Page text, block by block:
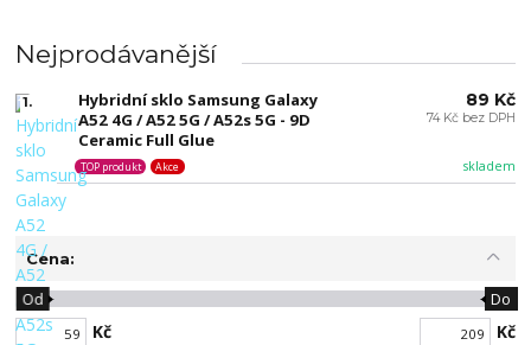
Nejprodávanější
1.
Hybridní sklo Samsung Galaxy
A52 4G / A52 5G / A52s 5G - 9D
Ceramic Full Glue
skladem
TOP produkt Akce
89 Kč
74 Kč bez DPH
Cena:
Kč
Od Do
Kč